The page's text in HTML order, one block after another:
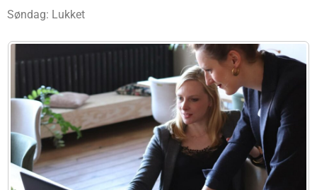
Søndag: Lukket